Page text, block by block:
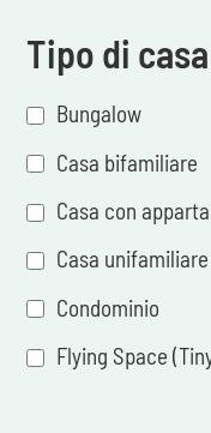
Tipo di casa
Bungalow
Casa bifamiliare
Casa con
Casa unifamiliare
Condominio
Flying Space